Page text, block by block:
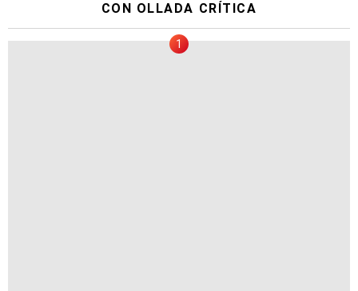
CON OLLADA CRÍTICA